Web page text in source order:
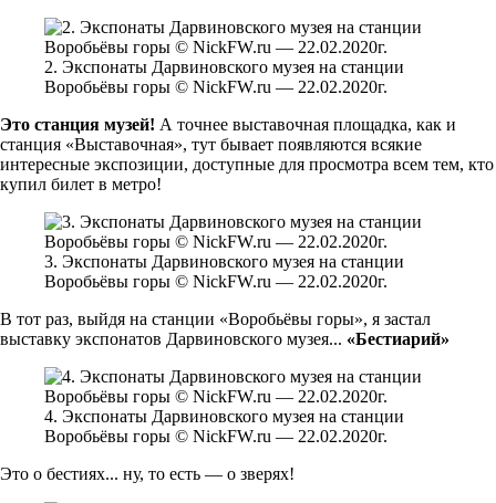
2. Экспонаты Дарвиновского музея на станции
Воробьёвы горы © NickFW.ru — 22.02.2020г.
Это станция музей! А точнее выставочная площадка, как и
станция «Выставочная», тут бывает появляются всякие
интересные экспозиции, доступные для просмотра всем тем, кто
купил билет в метро!
3. Экспонаты Дарвиновского музея на станции
Воробьёвы горы © NickFW.ru — 22.02.2020г.
В тот раз, выйдя на станции «Воробьёвы горы», я застал
выставку экспонатов Дарвиновского музея... «Бестиарий»
4. Экспонаты Дарвиновского музея на станции
Воробьёвы горы © NickFW.ru — 22.02.2020г.
Это о бестиях... ну, то есть — о зверях!